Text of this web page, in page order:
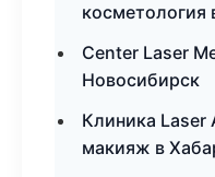
косметология
Center Laser
Новосибирск
Клиника
макияж в